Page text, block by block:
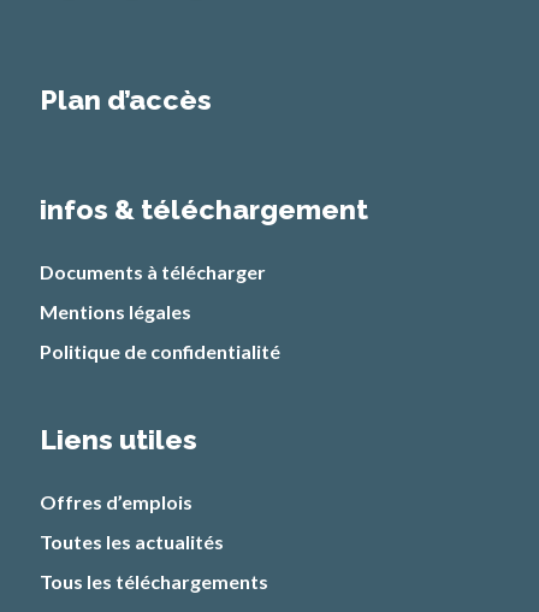
Plan d’accès
infos & téléchargement
Documents à télécharger
Mentions légales
Politique de confidentialité
Liens utiles
Offres d’emplois
Toutes les actualités
Tous les téléchargements